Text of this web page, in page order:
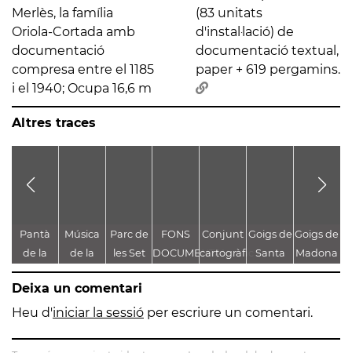
Merlès, la família
Oriola-Cortada amb
documentació
compresa entre el 1185
i el 1940; Ocupa 16,6 m
(83 unitats
d'instal·lació) de
documentació textual,
paper + 619 pergamins.
Altres traces
Pantà
de la
Font
Groga
Música
de la
Passió
Parc de
les Set
Fonts
FONS
DOCUMENTAL
DE LA
DE
Conjunt
cartogràfic
i
de la
Goigs de
Santa
Maria de
Goigs de
Madona
bruna
Montserrat
Deixa un comentari
Heu d'iniciar la sessió per escriure un comentari.